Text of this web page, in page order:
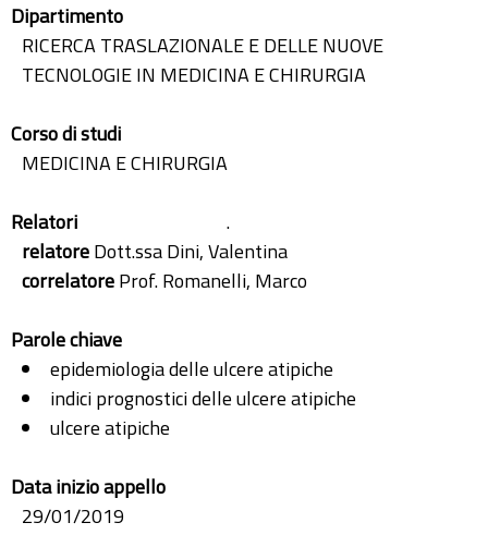
Dipartimento
RICERCA TRASLAZIONALE E DELLE NUOVE
TECNOLOGIE IN MEDICINA E CHIRURGIA
Corso di studi
MEDICINA E CHIRURGIA
Relatori
.
relatoreDott.ssa Dini, Valentina
correlatoreProf. Romanelli, Marco
Parole chiave
epidemiologia delle ulcere atipiche
indici prognostici delle ulcere atipiche
ulcere atipiche
Data inizio appello
29/01/2019